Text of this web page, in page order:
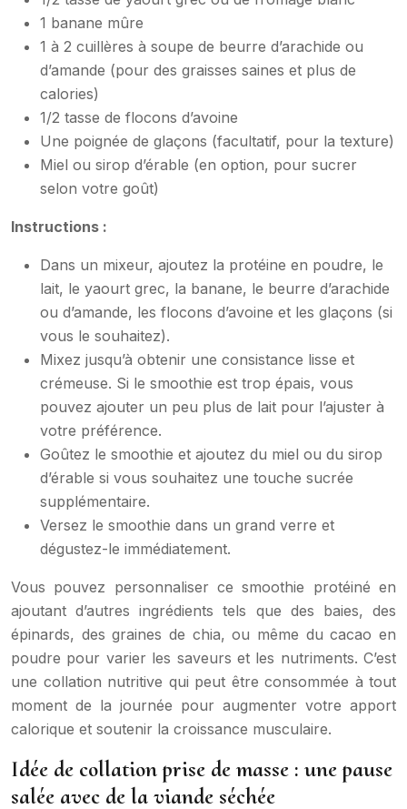
1 banane mûre
1 à 2 cuillères à soupe de beurre d’arachide ou
d’amande (pour des graisses saines et plus de
calories)
1/2 tasse de flocons d’avoine
Une poignée de glaçons (facultatif, pour la texture)
Miel ou sirop d’érable (en option, pour sucrer
selon votre goût)
Instructions :
Dans un mixeur, ajoutez la protéine en poudre, le
lait, le yaourt grec, la banane, le beurre d’arachide
ou d’amande, les flocons d’avoine et les glaçons (si
vous le souhaitez).
Mixez jusqu’à obtenir une consistance lisse et
crémeuse. Si le smoothie est trop épais, vous
pouvez ajouter un peu plus de lait pour l’ajuster à
votre préférence.
Goûtez le smoothie et ajoutez du miel ou du sirop
d’érable si vous souhaitez une touche sucrée
supplémentaire.
Versez le smoothie dans un grand verre et
dégustez-le immédiatement.
Vous pouvez personnaliser ce smoothie protéiné en
ajoutant d’autres ingrédients tels que des baies, des
épinards, des graines de chia, ou même du cacao en
poudre pour varier les saveurs et les nutriments. C’est
une collation nutritive qui peut être consommée à tout
moment de la journée pour augmenter votre apport
calorique et soutenir la croissance musculaire.
Idée de collation prise de masse : une pause
salée avec de la viande séchée